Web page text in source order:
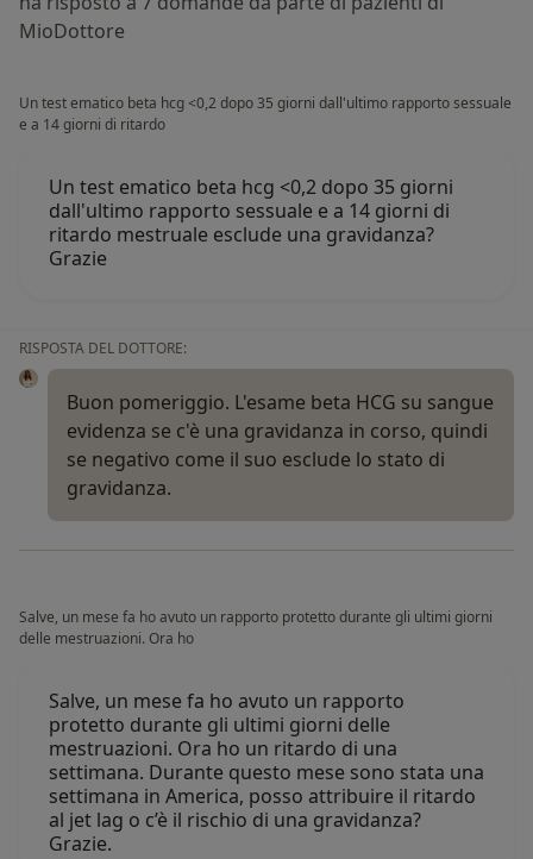
MioDottore
Un test ematico beta hcg <0,2 dopo 35 giorni dall'ultimo rapporto sessuale
e a 14 giorni di ritardo
Un test ematico beta hcg <0,2 dopo 35 giorni
dall'ultimo rapporto sessuale e a 14 giorni di
ritardo mestruale esclude una gravidanza?
Grazie
RISPOSTA DEL DOTTORE:
Buon pomeriggio. L'esame beta HCG su sangue
evidenza se c'è una gravidanza in corso, quindi
se negativo come il suo esclude lo stato di
gravidanza.
Salve, un mese fa ho avuto un rapporto protetto durante gli ultimi giorni
delle mestruazioni. Ora ho
Salve, un mese fa ho avuto un rapporto
protetto durante gli ultimi giorni delle
mestruazioni. Ora ho un ritardo di una
settimana. Durante questo mese sono stata una
settimana in America, posso attribuire il ritardo
al jet lag o c’è il rischio di una gravidanza?
Grazie.